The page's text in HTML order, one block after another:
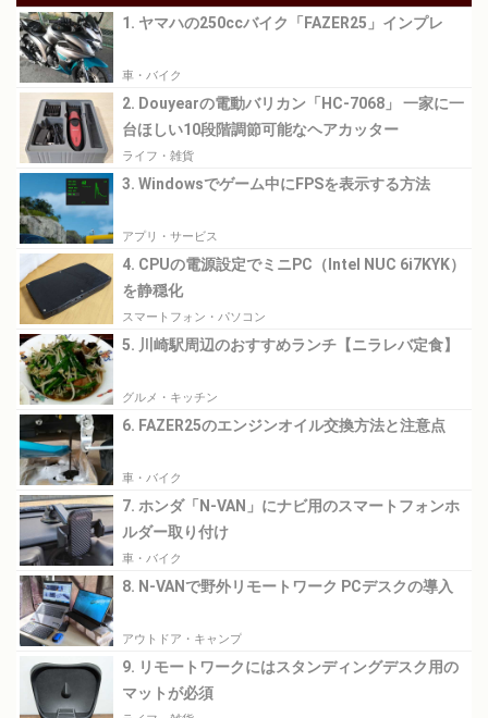
1. ヤマハの250ccバイク「FAZER25」インプレ
車・バイク
2. Douyearの電動バリカン「HC-7068」 一家に一
台ほしい10段階調節可能なヘアカッター
ライフ・雑貨
3. Windowsでゲーム中にFPSを表示する方法
アプリ・サービス
4. CPUの電源設定でミニPC（Intel NUC 6i7KYK）
を静穏化
スマートフォン・パソコン
5. 川崎駅周辺のおすすめランチ【ニラレバ定食】
グルメ・キッチン
6. FAZER25のエンジンオイル交換方法と注意点
車・バイク
7. ホンダ「N-VAN」にナビ用のスマートフォンホ
ルダー取り付け
車・バイク
8. N-VANで野外リモートワーク PCデスクの導入
アウトドア・キャンプ
9. リモートワークにはスタンディングデスク用の
マットが必須